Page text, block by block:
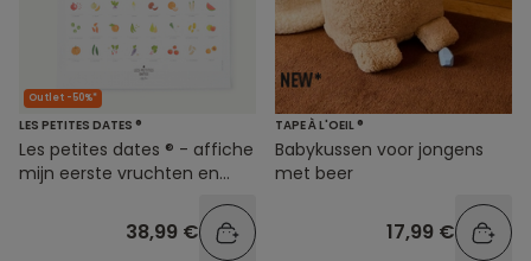
Outlet -50%*
LES PETITES DATES ®
Les petites dates ® - affiche
mijn eerste vruchten en
38,99 €
TAPE À L'OEIL ®
Babykussen voor jongens
met beer
17,99 €